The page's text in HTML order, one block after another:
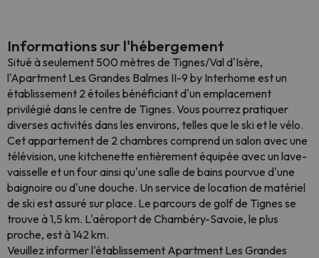
Informations sur l'hébergement
Situé à seulement 500 mètres de Tignes/Val d'Isère,
l'Apartment Les Grandes Balmes II-9 by Interhome est un
établissement 2 étoiles bénéficiant d'un emplacement
privilégié dans le centre de Tignes. Vous pourrez pratiquer
diverses activités dans les environs, telles que le ski et le vélo.
Cet appartement de 2 chambres comprend un salon avec une
télévision, une kitchenette entièrement équipée avec un lave-
vaisselle et un four ainsi qu'une salle de bains pourvue d'une
baignoire ou d'une douche. Un service de location de matériel
de ski est assuré sur place. Le parcours de golf de Tignes se
trouve à 1,5 km. L'aéroport de Chambéry-Savoie, le plus
proche, est à 142 km.
Veuillez informer l'établissement Apartment Les Grandes